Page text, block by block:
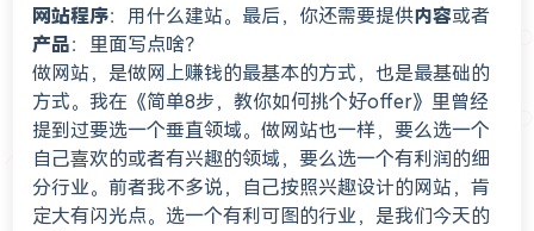
网站程序：用什么建站。最后，你还需要提供内容或者
产品：里面写点啥？
做网站，是做网上赚钱的最基本的方式，也是最基础的
方式。我在《简单8步，教你如何挑个好offer》里曾经
提到过要选一个垂直领域。做网站也一样，要么选一个
自己喜欢的或者有兴趣的领域，要么选一个有利润的细
分行业。前者我不多说，自己按照兴趣设计的网站，肯
定大有闪光点。选一个有利可图的行业，是我们今天的